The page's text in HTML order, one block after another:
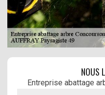
NOUS
Entreprise abattage